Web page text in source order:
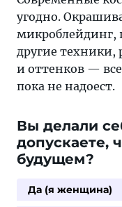
угодно.
микроблейдинг,
другие техники,
и оттенков —
пока не надоест.
Вы делали
допускаете,
будущем?
Да (я женщина)